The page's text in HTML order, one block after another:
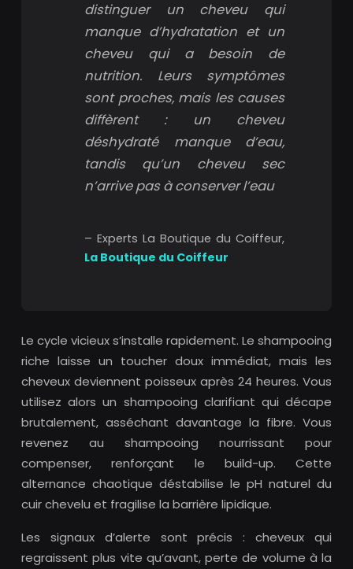
distinguer un cheveu qui
manque d’hydratation et un
cheveu qui a besoin de
nutrition. Leurs symptômes
sont proches, mais les causes
diffèrent : un cheveu
déshydraté manque d’eau,
tandis qu’un cheveu sec
n’arrive pas à conserver l’eau
– Experts La Boutique du Coiffeur,
La Boutique du Coiffeur
Le cycle vicieux s’installe rapidement. Le shampooing
riche laisse un toucher doux immédiat, mais les
cheveux deviennent poisseux après 24 heures. Vous
utilisez alors un shampooing clarifiant qui décape
brutalement, asséchant davantage la fibre. Vous
revenez au shampooing nourrissant pour
compenser, renforçant le build-up. Cette
alternance chaotique déstabilise le pH naturel du
cuir chevelu et fragilise la barrière lipidique.
Les signaux d’alerte sont précis : cheveux qui
regraissent plus vite qu’avant, perte de volume à la